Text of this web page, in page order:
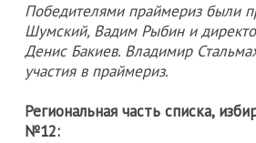
Победителями праймериз были
Шумский, Вадим Рыбин и
Денис Бакиев. Владимир
участия в праймериз.
Региональная часть списка,
№12: